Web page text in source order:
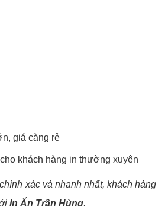
giá càng rẻ
khách hàng in thường xuyên
xác và nhanh nhất, khách hàng
In Ấn Trần Hùng.